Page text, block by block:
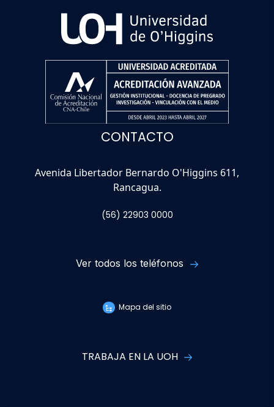
CONTACTO
Avenida Libertador Bernardo O'Higgins 611,
Rancagua.
(56) 22903 0000
Ver todos los teléfonos
Mapa del sitio
TRABAJA EN LA UOH